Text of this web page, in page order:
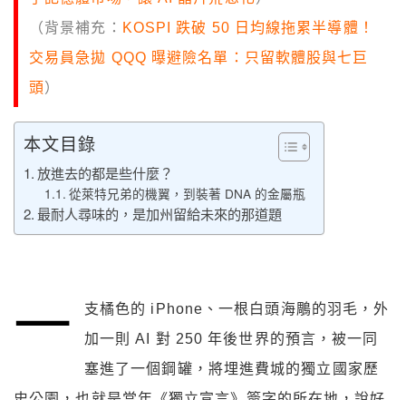
（背景補充： KOSPI 跌破 50 日均線拖累半導體！
交易員急拋 QQQ 曝避險名單：只留軟體股與七巨
頭 ）
本文目錄
放進去的都是些什麼？
從萊特兄弟的機翼，到裝著 DNA 的金屬瓶
最耐人尋味的，是加州留給未來的那道題
一
支橘色的 iPhone、一根白頭海鵰的羽毛，外
加一則 AI 對 250 年後世界的預言，被一同
塞進了一個鋼罐，將埋進費城的獨立國家歷